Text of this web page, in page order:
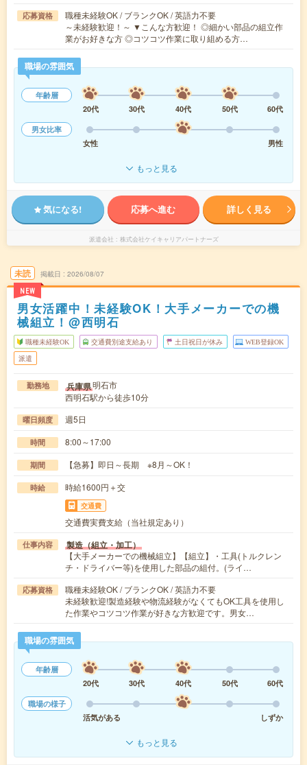
応募資格
職種未経験OK / ブランクOK / 英語力不要
～未経験歓迎！～ ▼こんな方歓迎！ ◎細かい部品の組立作
業がお好きな方 ◎コツコツ作業に取り組める方…
職場の雰囲気
年齢層
20代
30代 40代 50代
60代
男女比率
女性
男性
もっと見る
気になる! 応募へ進む 詳しく見る
派遣会社 株式会社ケイキャリアパートナーズ
未読
NEW
掲載日 2026/08/07
男女活躍中！未経験OK！大手メーカーでの機
械組立！@西明石
職種未経験OK 交通費別途支給あり 土日祝日が休み WEB登録OK
派遣
勤務地 兵庫県明石市
西明石駅から徒歩10分
曜日頻度 週5日
時間 8:00～17:00
期間 【急募】即日～長期 ※8月～OK！
時給 時給1600円＋交
交通費
交通費実費支給（当社規定あり）
仕事内容 製造（組立・加工）
【大手メーカーでの機械組立】【組立】・工具(トルクレン
チ・ドライバー等)を使用した部品の組付。(ライ…
応募資格
職種未経験OK / ブランクOK / 英語力不要
未経験歓迎!製造経験や物流経験がなくてもOK工具を使用し
た作業やコツコツ作業が好きな方歓迎です。男女…
職場の雰囲気
年齢層
20代
30代 40代 50代
60代
職場の様子
活気がある
しずか
もっと見る